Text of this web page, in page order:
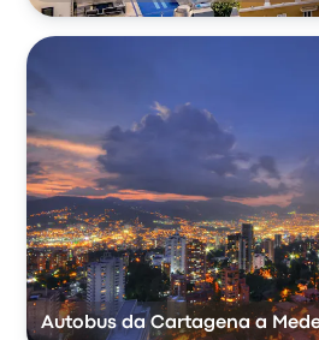
Autobus da Cartagena a